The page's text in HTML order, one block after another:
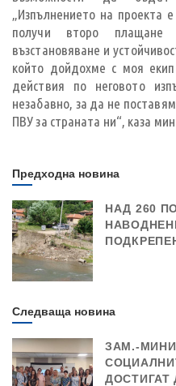
„Изпълнението на проекта
получи второ
възстановяване и
който дойдохме с моя
действия по неговото
незабавно, за да не
ПВУ за страната ни“, каза
Предходна новина
НАД 260
Следваща новина
ЗАМ.-
ДОСТИГАТ